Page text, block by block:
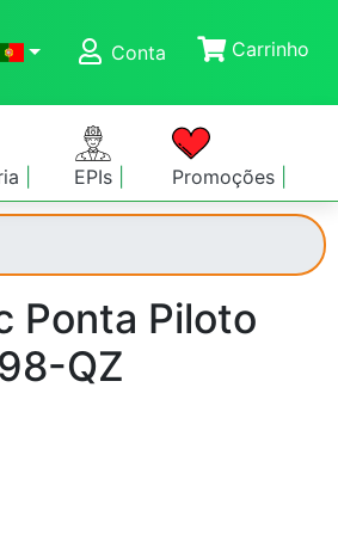
Conta
Carrinho
EPIs Promoções
Ponta Piloto
QZ